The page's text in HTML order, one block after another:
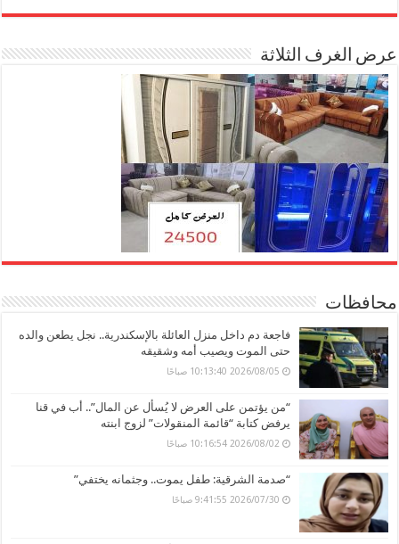
عرض الغرف الثلاثة
محافظات
فاجعة دم داخل منزل العائلة بالإسكندرية.. نجل يطعن والده
حتى الموت ويصيب أمه وشقيقه
2026/08/05 10:13:40 صباحًا
“من يؤتمن على العرض لا يُسأل عن المال”.. أب في قنا
يرفض كتابة “قائمة المنقولات” لزوج ابنته
2026/08/02 10:16:54 صباحًا
“صدمة الشرقية: طفل يموت.. وجثمانه يختفي”
2026/07/30 9:41:55 صباحًا